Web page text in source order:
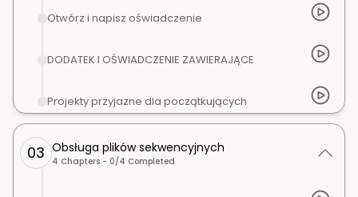
Otwórz i napisz oświadczenie
DODATEK I OŚWIADCZENIE ZAWIERAJĄCE
Projekty przyjazne dla początkujących
03 Obsługa plików sekwencyjnych
4 Chapters - 0/4 Completed